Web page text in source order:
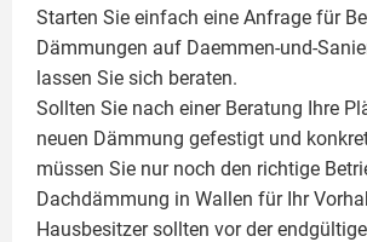
Starten Sie einfach eine Anfrage für
Dämmungen auf Daemmen-und-
lassen Sie sich beraten.
Sollten Sie nach einer Beratung Ihre
neuen Dämmung gefestigt und
müssen Sie nur noch den richtige
Dachdämmung in Wallen für Ihr
Hausbesitzer sollten vor der